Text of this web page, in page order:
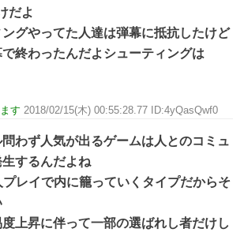
だよ
グやってた人達は弾幕に抵抗したけど
終わったんだよシューティングは
す 2018/02/15(木) 00:55:28.77 ID:4yQasQwf0
わず人気が出るゲームは人とのコミュ
するんだよね
レイで内に籠っていくタイプだからそ
上昇に伴って一部の選ばれし者だけし